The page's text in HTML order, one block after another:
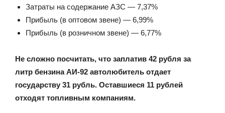
Затраты на содержание АЗС — 7,37%
Прибыль (в оптовом звене) — 6,99%
Прибыль (в розничном звене) — 6,77%
Не сложно посчитать, что заплатив 42 рубля за
литр бензина АИ-92 автолюбитель отдает
государству 31 рубль. Оставшиеся 11 рублей
отходят топливным компаниям.